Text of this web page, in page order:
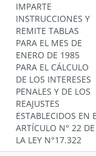
IMPARTE
INSTRUCCIONES Y
REMITE TABLAS
PARA EL MES DE
ENERO DE 1985
PARA EL CÁLCULO
DE LOS INTERESES
PENALES Y DE LOS
REAJUSTES
ESTABLECIDOS EN
ARTÍCULO N° 22 DE
LA LEY N°17.322